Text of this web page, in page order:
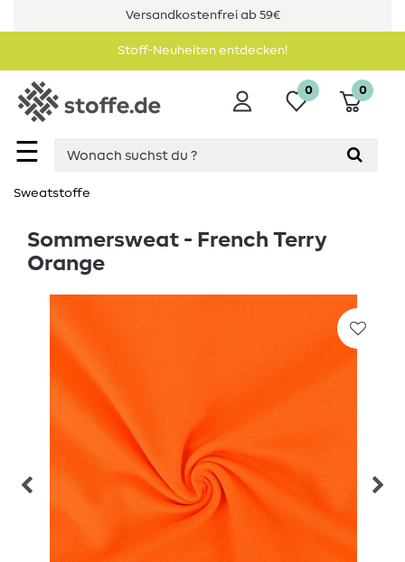
Versandkostenfrei ab 59€
Stoff-Neuheiten entdecken!
☰
0 0
Sweatstoffe
Sommersweat - French Terry
Orange